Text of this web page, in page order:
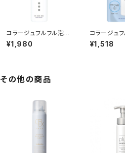
コラージュフルフル泡石
鹸 150mL
¥1,980
コラージュ
鹸 210mL（
用）
¥1,518
その他の商品